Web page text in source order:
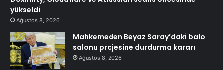
yükseldi
Ağustos 8, 2026
Mahkemeden Beyaz Saray’daki balo
salonu projesine durdurma kararı
Ağustos 8, 2026